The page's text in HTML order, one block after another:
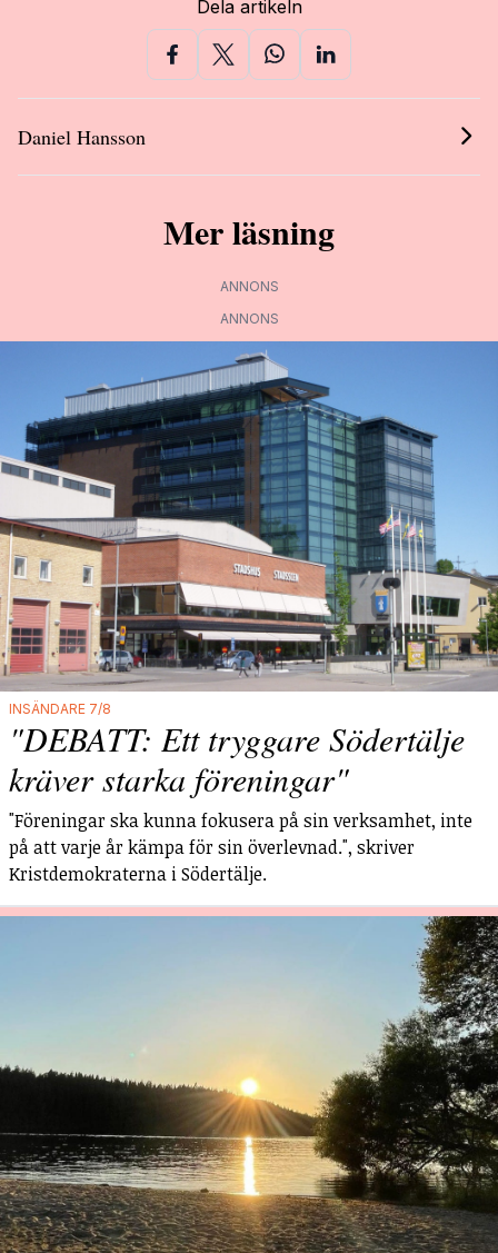
Dela artikeln
Daniel Hansson
Mer läsning
ANNONS
ANNONS
INSÄNDARE 7/8
"DEBATT: Ett tryggare Södertälje
kräver starka föreningar"
"Föreningar ska kunna fokusera på sin verksamhet, inte
på att varje år kämpa för sin överlevnad.", skriver
Kristdemokraterna i Södertälje.